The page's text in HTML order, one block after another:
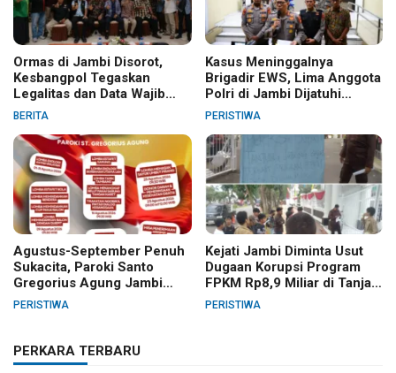
Ormas di Jambi Disorot,
Kesbangpol Tegaskan
Legalitas dan Data Wajib
Jelas
BERITA
Kasus Meninggalnya
Brigadir EWS, Lima Anggota
Polri di Jambi Dijatuhi
Sanksi PTDH
PERISTIWA
Agustus-September Penuh
Sukacita, Paroki Santo
Gregorius Agung Jambi
Gelar Berbagai Kegiatan
PERISTIWA
Kejati Jambi Diminta Usut
Dugaan Korupsi Program
FPKM Rp8,9 Miliar di Tanjab
Barat
PERISTIWA
PERKARA TERBARU